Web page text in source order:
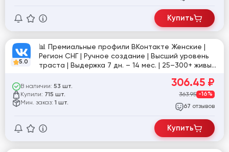
Купить
5.0
📊 Премиальные профили ВКонтакте Женские |
Регион СНГ | Ручное создание | Высший уровень
траста | Выдержка 7 дн. – 14 мес. | 25–300+ живых
В наличии: 53 шт.
Купили: 715 шт.
Мин. заказ: 1 шт.
306.45 ₽
363.95 -16%
67 отзывов
Купить